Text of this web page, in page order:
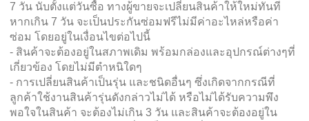
7 วัน นับตั้งแต่วันซื้อ ทางผู้ขายจะเปลี่ยนสินค้าให้ใหม่ทันที
หากเกิน 7 วัน จะเป็นประกันซ่อมฟรีไม่มีค่าอะไหล่หรือค่า
ซ่อม โดยอยู่ในเงื่อนไขต่อไปนี้
- สินค้าจะต้องอยู่ในสภาพเดิม พร้อมกล่องและอุปกรณ์ต่างๆที่
เกี่ยวข้อง โดยไม่มีตำหนิใดๆ
- การเปลี่ยนสินค้าเป็นรุ่น และชนิดอื่นๆ ซึ่งเกิดจากกรณีที่
ลูกค้าใช้งานสินค้ารุ่นดังกล่าวไม่ได้ หรือไม่ได้รับความพึง
พอใจในสินค้า จะต้องไม่เกิน 3 วัน และสินค้าจะต้องอยู่ใน